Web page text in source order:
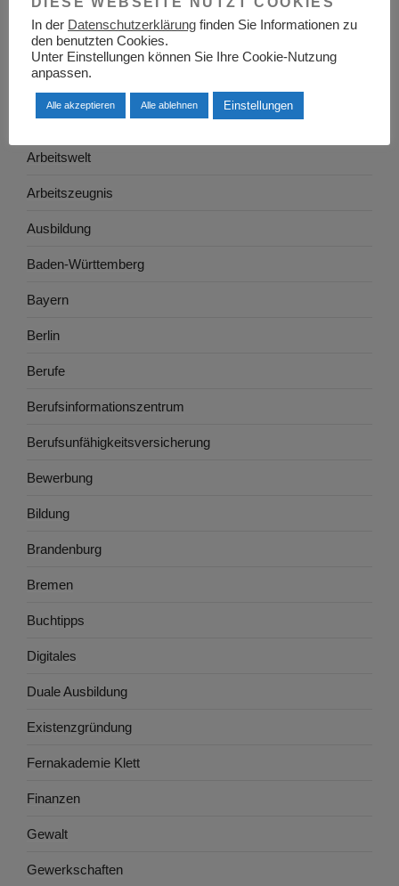
Arbeitgeber
Arbeitsrecht
Arbeitswelt
Arbeitszeugnis
Ausbildung
Baden-Württemberg
Bayern
Berlin
Berufe
Berufsinformationszentrum
Berufsunfähigkeitsversicherung
Bewerbung
Bildung
Brandenburg
Bremen
Buchtipps
Digitales
Duale Ausbildung
Existenzgründung
Fernakademie Klett
Finanzen
Gewalt
Gewerkschaften
In der Datenschutzerklärung finden Sie Informationen zu
den benutzten Cookies.
Unter Einstellungen können Sie Ihre Cookie-Nutzung
anpassen.
Alle akzeptieren Alle ablehnen Einstellungen